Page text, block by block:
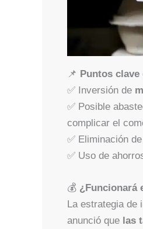
📌 Puntos
✅ Inversión de
✅ Posible
complicar el
✅ Eliminación de
✅ Uso de
💰 ¿Funcionará
La estrategia de
anunció que las